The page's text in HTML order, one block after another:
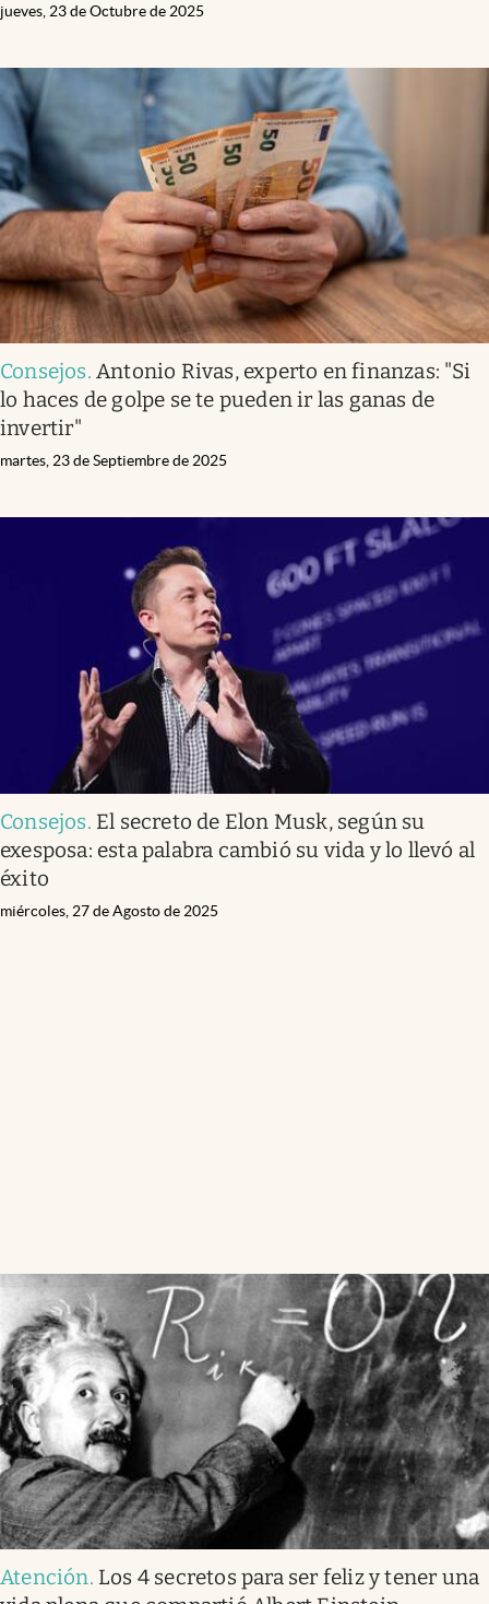
jueves, 23 de Octubre de 2025
Consejos.Antonio Rivas, experto en finanzas: "Si
lo haces de golpe se te pueden ir las ganas de
invertir"
martes, 23 de Septiembre de 2025
Consejos. El secreto de Elon Musk, según su
exesposa: esta palabra cambió su vida y lo llevó al
éxito
miércoles, 27 de Agosto de 2025
Atención. Los 4 secretos para ser feliz y tener una